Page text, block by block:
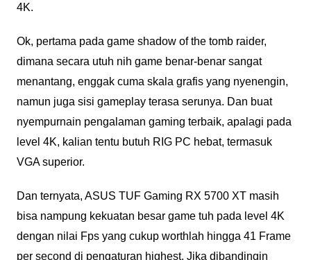
4K.
Ok, pertama pada game shadow of the tomb raider,
dimana secara utuh nih game benar-benar sangat
menantang, enggak cuma skala grafis yang nyenengin,
namun juga sisi gameplay terasa serunya. Dan buat
nyempurnain pengalaman gaming terbaik, apalagi pada
level 4K, kalian tentu butuh RIG PC hebat, termasuk
VGA superior.
Dan ternyata, ASUS TUF Gaming RX 5700 XT masih
bisa nampung kekuatan besar game tuh pada level 4K
dengan nilai Fps yang cukup worthlah hingga 41 Frame
per second di pengaturan highest. Jika dibandingin